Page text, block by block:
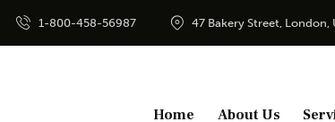
1-800-458-56987 47 Bakery Street, London,
Home About Us